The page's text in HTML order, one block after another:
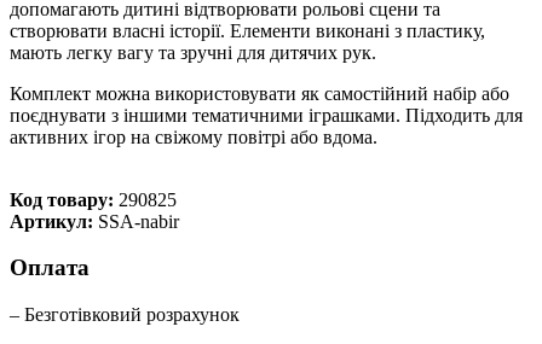
допомагають дитині відтворювати рольові сцени та
створювати власні історії. Елементи виконані з пластику,
мають легку вагу та зручні для дитячих рук.
Комплект можна використовувати як самостійний набір або
поєднувати з іншими тематичними іграшками. Підходить для
активних ігор на свіжому повітрі або вдома.
Код товару: 290825
Артикул: SSA-nabir
Оплата
– Безготівковий розрахунок